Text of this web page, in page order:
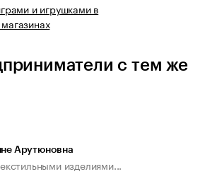
и игрушками в
с тем же
Арутюновна
изделиями...